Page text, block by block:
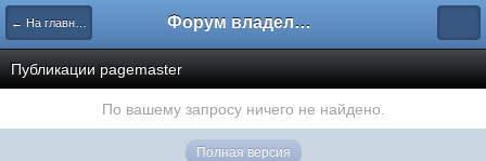
← На главную Форум владельцев интернет-магазинов
Публикации pagemaster
По вашему запросу ничего не найдено.
Полная версия